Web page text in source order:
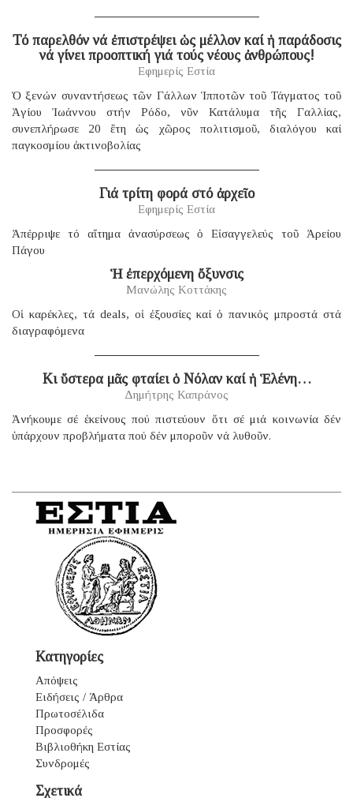
Τό παρελθόν νά ἐπιστρέψει ὡς μέλλον καί ἡ παράδοσις
νά γίνει προοπτική γιά τούς νέους ἀνθρώπους!
Εφημερίς Εστία
Ὁ ξενών συναντήσεως τῶν Γάλλων Ἱπποτῶν τοῦ Τάγματος τοῦ
Ἁγίου Ἰωάννου στήν Ρόδο, νῦν Κατάλυμα τῆς Γαλλίας,
συνεπλήρωσε 20 ἔτη ὡς χῶρος πολιτισμοῦ, διαλόγου καί
παγκοσμίου ἀκτινοβολίας
Γιά τρίτη φορά στό ἀρχεῖο
Εφημερίς Εστία
Ἀπέρριψε τό αἴτημα ἀνασύρσεως ὁ Εἰσαγγελεύς τοῦ Ἀρείου
Πάγου
Ἡ ἐπερχόμενη ὄξυνσις
Μανώλης Κοττάκης
Οἱ καρέκλες, τά deals, οἱ ἐξουσίες καί ὁ πανικός μπροστά στά
διαγραφόμενα
Κι ὕστερα μᾶς φταίει ὁ Νόλαν καί ἡ Ἑλένη…
Δημήτρης Καπράνος
Ἀνήκουμε σέ ἐκείνους πού πιστεύουν ὅτι σέ μιά κοινωνία δέν
ὑπάρχουν προβλήματα πού δέν μποροῦν νά λυθοῦν.
Κατηγορίες
Απόψεις
Ειδήσεις / Άρθρα
Πρωτοσέλιδα
Προσφορές
Βιβλιοθήκη Εστίας
Συνδρομές
Σχετικά